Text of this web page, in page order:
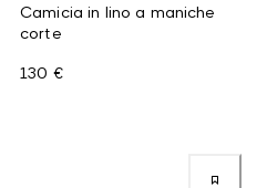
Camicia in lino a maniche
corte
130 €